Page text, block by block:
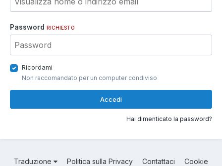
Password RICHIESTO
Ricordami
Non raccomandato per un computer condiviso
Accedi
Hai dimenticato la password?
Traduzione Politica sulla Privacy Contattaci Cookie